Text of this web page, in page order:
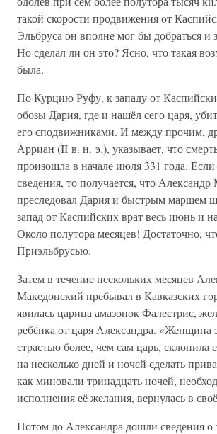
такой скорости продвижения от
Эльбруса он вполне мог бы добраться и
Но сделал ли он это? Ясно, что такая
была.
По Курцию Руфу, к западу от
обозы Дария, где и нашёл сего царя,
его сподвижниками. И между прочим,
Арриан (II в. н. э.), указывает, что
произошла в начале июля 331 года. Если
сведения, то получается, что
преследовал Дария и быстрым маршем
запад от Каспийских врат весь июнь и
Около полутора месяцев! Достаточно,
Приэльбрусью.
Затем в течение нескольких месяцев
Македонский пребывал в Кавказских
явилась царица амазонок Фалестрис,
ребёнка от царя Александра. «Женщина
страстью более, чем сам царь, склонила
на несколько дней и ночей сделать
как миновали тринадцать ночей,
исполнения её желания, вернулась в
Потом до Александра дошли сведения о